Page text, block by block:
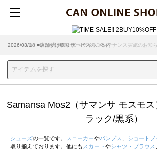
2026/08/04 ■8/13(木)AM2:00～サイトメンテナンス実施のお知
Samansa Mos2（サマンサ モスモ
ラック/黒系）
シューズの一覧です。 スニーカーやパンプス ショートブ
取り揃えております。他にも スカート やシャツ・ブラウス